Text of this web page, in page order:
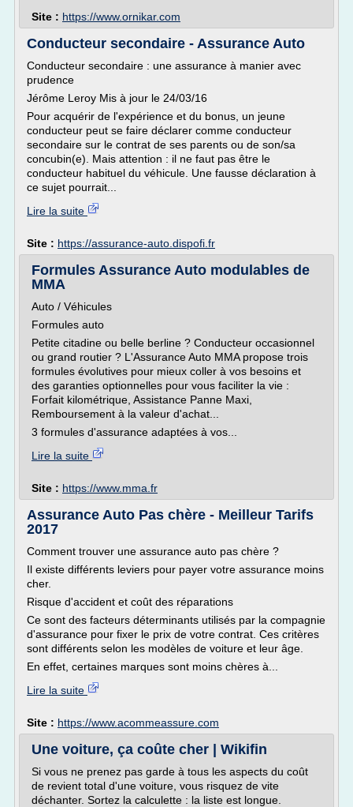
Site : https://www.ornikar.com
Conducteur secondaire - Assurance Auto
Conducteur secondaire : une assurance à manier avec
prudence
Jérôme Leroy Mis à jour le 24/03/16
Pour acquérir de l'expérience et du bonus, un jeune
conducteur peut se faire déclarer comme conducteur
secondaire sur le contrat de ses parents ou de son/sa
concubin(e). Mais attention : il ne faut pas être le
conducteur habituel du véhicule. Une fausse déclaration à
ce sujet pourrait...
Lire la suite
Site : https://assurance-auto.dispofi.fr
Formules Assurance Auto modulables de
MMA
Auto / Véhicules
Formules auto
Petite citadine ou belle berline ? Conducteur occasionnel
ou grand routier ? L'Assurance Auto MMA propose trois
formules évolutives pour mieux coller à vos besoins et
des garanties optionnelles pour vous faciliter la vie :
Forfait kilométrique, Assistance Panne Maxi,
Remboursement à la valeur d'achat...
3 formules d'assurance adaptées à vos...
Lire la suite
Site : https://www.mma.fr
Assurance Auto Pas chère - Meilleur Tarifs
2017
Comment trouver une assurance auto pas chère ?
Il existe différents leviers pour payer votre assurance moins
cher.
Risque d'accident et coût des réparations
Ce sont des facteurs déterminants utilisés par la compagnie
d'assurance pour fixer le prix de votre contrat. Ces critères
sont différents selon les modèles de voiture et leur âge.
En effet, certaines marques sont moins chères à...
Lire la suite
Site : https://www.acommeassure.com
Une voiture, ça coûte cher | Wikifin
Si vous ne prenez pas garde à tous les aspects du coût
de revient total d'une voiture, vous risquez de vite
déchanter. Sortez la calculette : la liste est longue.